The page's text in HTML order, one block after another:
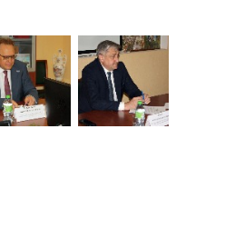
Волгоградской области